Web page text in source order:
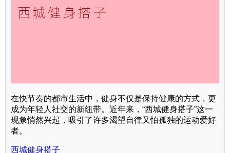
在快节奏的都市生活中，健身不仅是保持健康的方式，更
成为年轻人社交的新纽带。近年来，“西城健身搭子”这一
现象悄然兴起，吸引了许多渴望自律又怕孤独的运动爱好
者。
西城健身搭子